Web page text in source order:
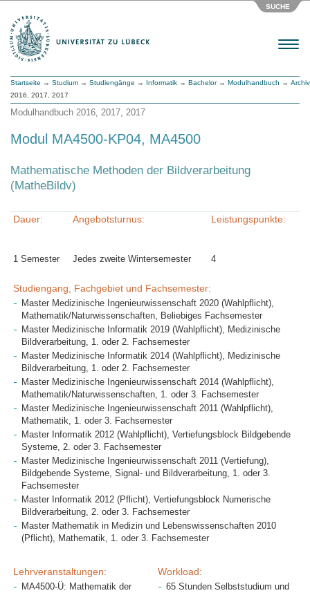
SUCHE
Menu
Startseite → Studium → Studiengänge → Informatik → Bachelor→ Modulhandbuch → Archiv
2016, 2017, 2017
Modulhandbuch 2016, 2017, 2017
Modul MA4500-KP04, MA4500
Mathematische Methoden der Bildverarbeitung
(MatheBildv)
Dauer:
1 Semester
Angebotsturnus:
Jedes zweite Wintersemester
Leistungspunkte:
4
Studiengang, Fachgebiet und Fachsemester:
Master Medizinische Ingenieurwissenschaft 2020 (Wahlpflicht),
Mathematik/Naturwissenschaften, Beliebiges Fachsemester
Master Medizinische Informatik 2019 (Wahlpflicht), Medizinische
Bildverarbeitung, 1. oder 2. Fachsemester
Master Medizinische Informatik 2014 (Wahlpflicht), Medizinische
Bildverarbeitung, 1. oder 2. Fachsemester
Master Medizinische Ingenieurwissenschaft 2014 (Wahlpflicht),
Mathematik/Naturwissenschaften, 1. oder 3. Fachsemester
Master Medizinische Ingenieurwissenschaft 2011 (Wahlpflicht),
Mathematik, 1. oder 3. Fachsemester
Master Informatik 2012 (Wahlpflicht), Vertiefungsblock Bildgebende
Systeme, 2. oder 3. Fachsemester
Master Medizinische Ingenieurwissenschaft 2011 (Vertiefung),
Bildgebende Systeme, Signal- und Bildverarbeitung, 1. oder 3.
Fachsemester
Master Informatik 2012 (Pflicht), Vertiefungsblock Numerische
Bildverarbeitung, 2. oder 3. Fachsemester
Master Mathematik in Medizin und Lebenswissenschaften 2010
(Pflicht), Mathematik, 1. oder 3. Fachsemester
Lehrveranstaltungen:
MA4500-Ü: Mathematik der
Workload:
65 Stunden Selbststudium und